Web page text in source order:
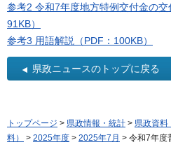
参考2 令和7年度地方特例交付金の交
91KB）
参考3 用語解説（PDF：100KB）
県政ニュースのトップに戻る
トップページ > 県政情報・統計 > 県政資料
料）
> 2025年度 > 2025年7月 > 令和7年度